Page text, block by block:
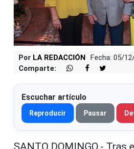
Por LA REDACCIÓN
Fecha: 05/
Comparte:
Escuchar artículo
Reproducir Pausar
SANTO DOMINGO.- Tras